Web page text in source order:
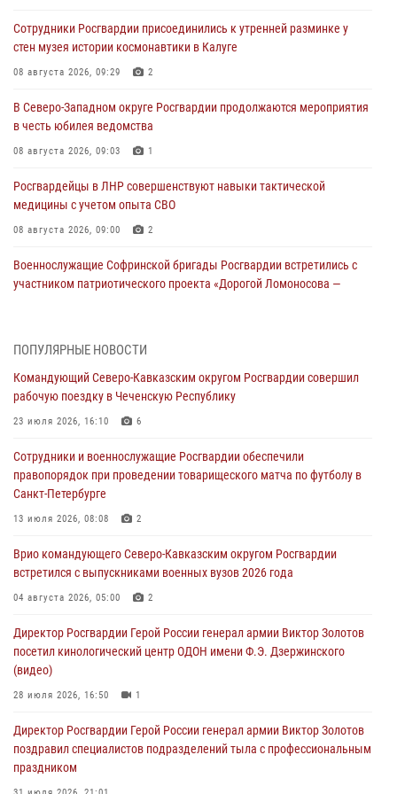
Сотрудники Росгвардии присоединились к утренней разминке у
стен музея истории космонавтики в Калуге
08 августа 2026, 09:29 2
В Северо-Западном округе Росгвардии продолжаются мероприятия
в честь юбилея ведомства
08 августа 2026, 09:03 1
Росгвардейцы в ЛНР совершенствуют навыки тактической
медицины с учетом опыта СВО
08 августа 2026, 09:00 2
Военнослужащие Софринской бригады Росгвардии встретились с
участником патриотического проекта «Дорогой Ломоносова —
исполнилось 20 лет
08 августа 2026, 07:00
Кузбассе
08 августа 2026, 07:00
В Кабардино-Балкарии сотрудники Росгвардии провели турнир по
08 августа 2026, 07:00
В Москве росгвардейцы оказали помощь медикам и девушке с
08 августа 2026, 06:32 1
ПОПУЛЯРНЫЕ НОВОСТИ
Командующий Северо-Кавказским округом Росгвардии совершил
рабочую поездку в Чеченскую Республику
23 июля 2026, 16:10 6
Сотрудники и военнослужащие Росгвардии обеспечили
правопорядок при проведении товарищеского матча по футболу в
Санкт-Петербурге
13 июля 2026, 08:08 2
Врио командующего Северо-Кавказским округом Росгвардии
встретился с выпускниками военных вузов 2026 года
04 августа 2026, 05:00 2
Директор Росгвардии Герой России генерал армии Виктор Золотов
посетил кинологический центр ОДОН имени Ф.Э. Дзержинского
(видео)
28 июля 2026, 16:50 1
Директор Росгвардии Герой России генерал армии Виктор Золотов
поздравил специалистов подразделений тыла с профессиональным
праздником